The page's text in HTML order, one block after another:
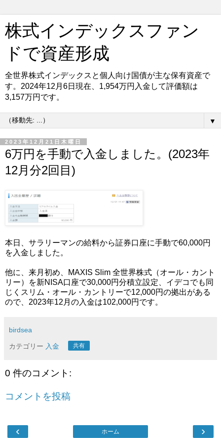
株式インデックスファン
ドで資産形成
全世界株式インデックスと個人向け国債が主な保有資産で
す。2024年12月6日現在、1,954万円入金して評価額は
3,157万円です。
▼
2023年12月21日木曜日
6万円を手動で入金しました。(2023年
12月分2回目)
本日、サラリーマンの給料から証券口座に手動で60,000円
を入金しました。
他に、来月初め、MAXIS Slim 全世界株式（オール・カント
リー）を新NISA口座で30,000円分積立設定、イデコでも同
じくスリム・オール・カントリーで12,000円の拠出がある
ので、2023年12月の入金は102,000円です。
birdsea
カテゴリー 入金 共有
0 件のコメント:
コメントを投稿
‹ ›
ホーム